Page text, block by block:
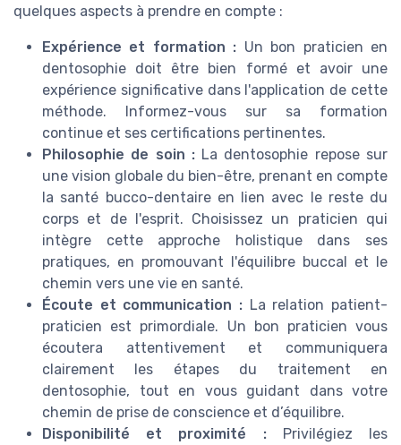
quelques aspects à prendre en compte :
Expérience et formation : Un bon praticien en
dentosophie doit être bien formé et avoir une
expérience significative dans l'application de cette
méthode. Informez-vous sur sa formation
continue et ses certifications pertinentes.
Philosophie de soin :La dentosophie repose sur
une vision globale du bien-être, prenant en compte
la santé bucco-dentaire en lien avec le reste du
corps et de l'esprit. Choisissez un praticien qui
intègre cette approche holistique dans ses
pratiques, en promouvant l'équilibre buccal et le
chemin vers une vie en santé.
Écoute et communication : La relation patient-
praticien est primordiale. Un bon praticien vous
écoutera attentivement et communiquera
clairement les étapes du traitement en
dentosophie, tout en vous guidant dans votre
chemin de prise de conscience et d’équilibre.
Disponibilité et proximité :Privilégiez les